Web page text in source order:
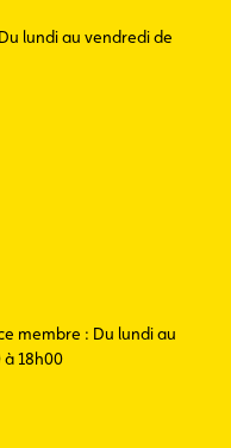
lundi au vendredi de
membre : Du lundi au
à 18h00